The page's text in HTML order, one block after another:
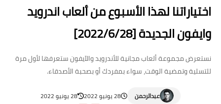
اختياراتنا لهذا الأسبوع من ألعاب اندرويد
وايفون الجديدة [2022/6/28]
نستعرض مجموعة ألعاب مجانية للأندرويد والآيفون ستعرفها لأول مرة
للتسلية وتمضية الوقت، سواء بمفردك أو بصحبة الأصدقاء.
عبدالرحمن 28 يونيو 2022
28 يونيو 2022